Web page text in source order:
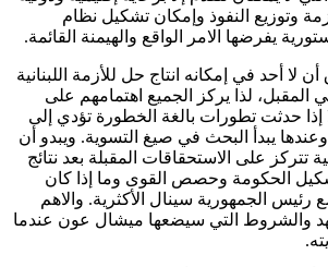
وتوزيع النفوذ وإمكان تشكيل نظام
يفرضها الامر الواقع والهيمنة القائمة.
لا أحد في إمكانه انتاج حل للأزمة اللبنانية
المقبل، لذا يركز الجميع اهتمامهم على
إذا حدثت تطورات بالغة الخطورة تؤدي إلى
وعندها يبدأ البحث في صيغ التسوية. ويبدو أن
تتركز على الاستحقاقات المقبلة بعد نتائج
الحكومة وحصص القوى وما إذا كان
رئيس الجمهورية سينال الأكثرية. والاهم
والشروط التي سيضعها ميشال عون عندما